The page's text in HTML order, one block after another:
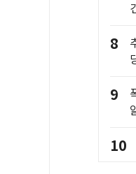
8
9
10